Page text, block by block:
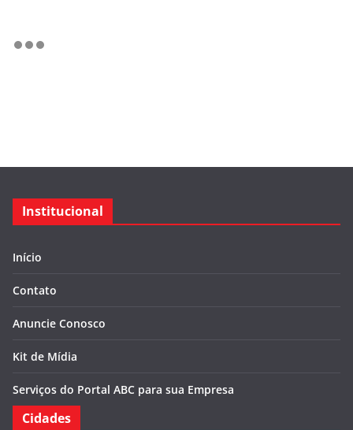
Institucional
Início
Contato
Anuncie Conosco
Kit de Mídia
Serviços do Portal ABC para sua Empresa
Cidades